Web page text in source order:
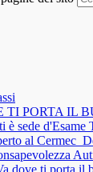
TI PORTA IL
è sede
al